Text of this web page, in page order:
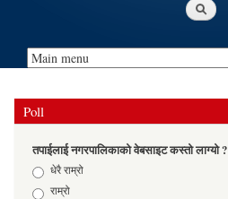
Poll
तपाईलाई नगरपालिकाको वेबसाइट कस्तो लाग्यो ?
Choicesधेरै राम्रो
राम्रो